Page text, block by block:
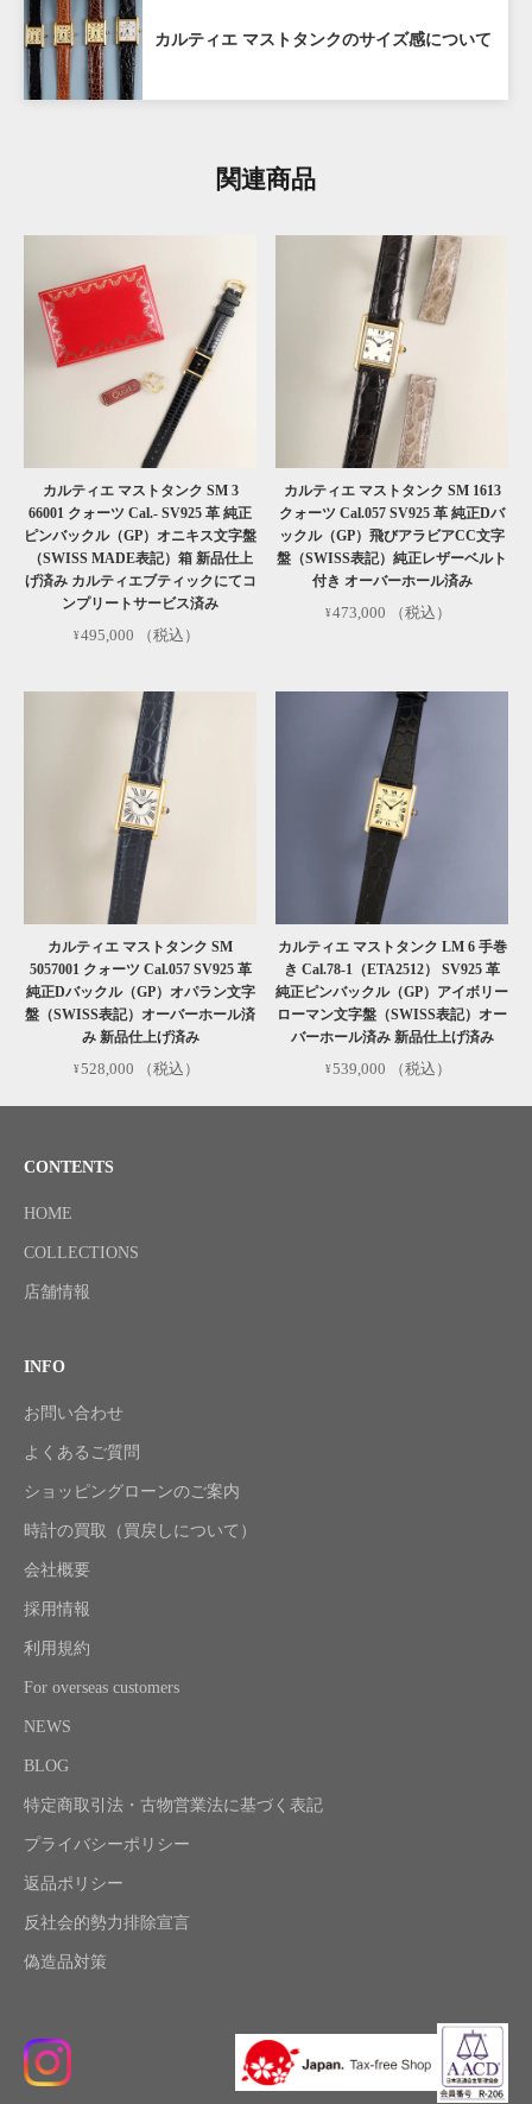
抜き）で買い戻しいたします。
ANTIQURIOUS銀座店及び弊社オンラインサイトのど
たしますので、お気軽にご相談ください。
ビームスライフ横浜店及びメルカリ・ラクマ
などECモールでの販売商品は対象外となります。
詳しくはこちら
カルティエ マストタンクのサイズ感について
関連商品
カルティエ マストタンク SM 3
66001 クォーツ Cal.- SV925 革 純正
ピンバックル（GP）オニキス文字盤
（SWISS MADE表記）箱 新品仕上
げ済み カルティエブティックにてコ
ンプリートサービス済み
495,000 （税込）
カルティエ マストタンク SM 1613
クォーツ Cal.057 SV925 革 純正Dバ
ックル（GP）飛びアラビアCC文字
盤（SWISS表記）純正レザーベルト
付き オーバーホール済み
473,000 （税込）
カルティエ マストタンク SM
5057001 クォーツ Cal.057 SV925 革
純正Dバックル（GP）オパラン文字
盤（SWISS表記）オーバーホール済
み 新品仕上げ済み
528,000 （税込）
カルティエ マストタンク LM 6 手巻
き Cal.78-1（ETA2512） SV925 革
純正ピンバックル（GP）アイボリー
ローマン文字盤（SWISS表記）オー
バーホール済み 新品仕上げ済み
539,000 （税込）
CONTENTS
HOME
COLLECTIONS
店舗情報
INFO
お問い合わせ
よくあるご質問
ショッピングローンのご案内
時計の買取（買戻しについて）
会社概要
採用情報
利用規約
For overseas customers
NEWS
BLOG
特定商取引法・古物営業法に基づく表記
プライバシーポリシー
返品ポリシー
反社会的勢力排除宣言
偽造品対策